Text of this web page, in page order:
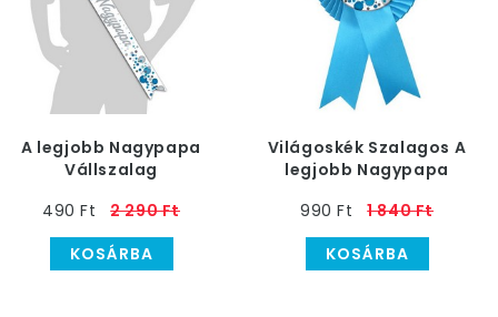
A legjobb Nagypapa
Vállszalag
490 Ft
2 290 Ft
KOSÁRBA
Világoskék Szalagos A
legjobb Nagypapa
990 Ft
1 840 Ft
KOSÁRBA